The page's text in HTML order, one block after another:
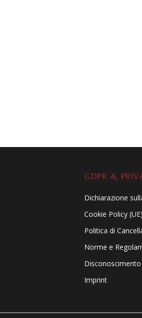
GDPR &
Dichiarazione
Cookie Policy (UE)
Politica di
Norme e
Disconoscimento
Imprint